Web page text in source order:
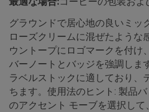
グラウンドで居心地の良いミッ
ローズクリームに混ぜたような
ウントープにロゴマークを付け
バーノートとバッジを強調しま
ラベルストックに適しており、
ちます。使用法のヒント: 製品
のアクセント モーブを選択し